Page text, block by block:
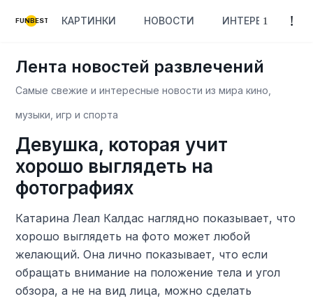
FUNBEST КАРТИНКИ НОВОСТИ ИНТЕРЕСНОЕ
Лента новостей развлечений
Самые свежие и интересные новости из мира кино,
музыки, игр и спорта
Девушка, которая учит
хорошо выглядеть на
фотографиях
Катарина Леал Калдас наглядно показывает, что
хорошо выглядеть на фото может любой
желающий. Она лично показывает, что если
обращать внимание на положение тела и угол
обзора, а не на вид лица, можно сделать